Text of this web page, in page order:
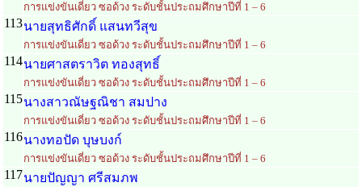
การแข่งขันเดี่ยว ซอด้วง ระดับชั้นประถมศึกษาปีที่ 1 – 6
113นายสุทธิศักดิ์ แสนทวีสุข
การแข่งขันเดี่ยว ซอด้วง ระดับชั้นประถมศึกษาปีที่ 1 – 6
114นายศาสตราวิต ทองสุทธิ์
การแข่งขันเดี่ยว ซอด้วง ระดับชั้นประถมศึกษาปีที่ 1 – 6
115นางสาวณัษฐณิชา สมปาง
การแข่งขันเดี่ยว ซอด้วง ระดับชั้นประถมศึกษาปีที่ 1 – 6
116นางทอปัด บุษบงก์
การแข่งขันเดี่ยว ซอด้วง ระดับชั้นประถมศึกษาปีที่ 1 – 6
117นายปัญญา ศรีสมภพ